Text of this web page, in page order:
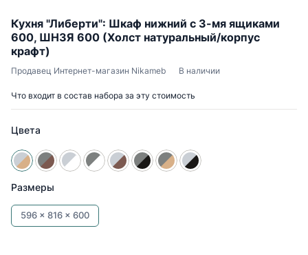
Кухня "Либерти": Шкаф нижний с 3-мя ящиками
600, ШН3Я 600 (Холст натуральный/корпус
крафт)
Продавец Интернет-магазин Nikameb В наличии
Что входит в состав набора за эту стоимость
Цвета
Размеры
596 x 816 x 600